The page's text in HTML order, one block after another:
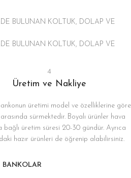
BULUNAN KOLTUK, DOLAP VE
BULUNAN KOLTUK, DOLAP VE
4
Üretim ve Nakliye
üretimi model ve özelliklerine göre
sürmektedir. Boyalı ürünler hava
bağlı üretim süresi 20-30 gündür. Ayrıca
hazır ürünleri de öğrenip alabilirsiniz.
BANKOLAR